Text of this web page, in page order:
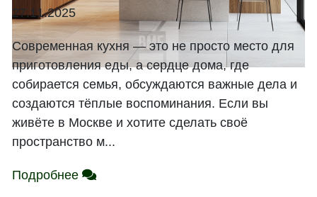
27.11.2025
Современная кухня — это не просто место для
приготовления еды, а сердце дома, где
собирается семья, обсуждаются важные дела и
создаются тёплые воспоминания. Если вы
живёте в Москве и хотите сделать своё
пространство м...
Подробнее